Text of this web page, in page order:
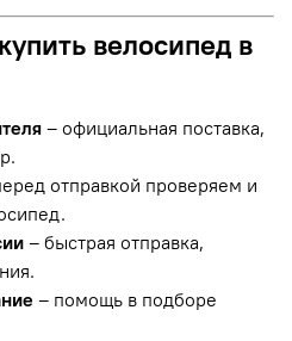
велосипед в
– официальная поставка,
отправкой проверяем и
– быстрая отправка,
– помощь в подборе